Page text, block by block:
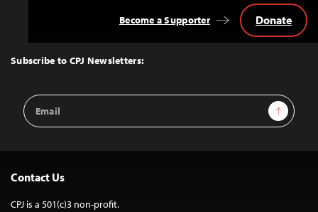
Top
Subscribe to CPJ Newsletters:
Email
Address
Sign Up
Become a Supporter Donate
Contact Us
CPJ is a 501(c)3 non-profit.